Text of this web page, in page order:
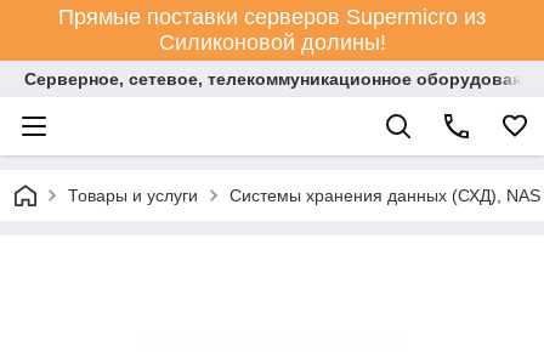
Прямые поставки серверов Supermicro из
Силиконовой долины!
Серверное, сетевое, телекоммуникационное
Товары и услуги Системы хранения данных (СХД), NAS